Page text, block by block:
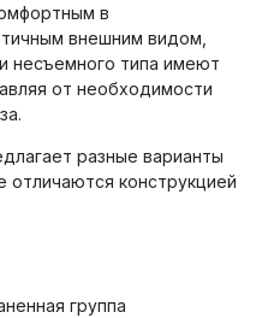
в
внешним видом,
несъемного типа имеют
от необходимости
разные варианты
конструкцией
группа